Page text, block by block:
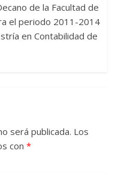
de la Facultad de
el periodo 2011-2014
en Contabilidad de
será publicada. Los
con*